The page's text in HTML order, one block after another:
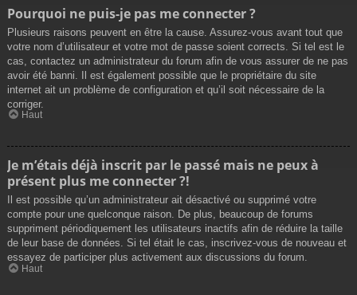
Pourquoi ne puis-je pas me connecter ?
Plusieurs raisons peuvent en être la cause. Assurez-vous avant tout que
votre nom d’utilisateur et votre mot de passe soient corrects. Si tel est le
cas, contactez un administrateur du forum afin de vous assurer de ne pas
avoir été banni. Il est également possible que le propriétaire du site
internet ait un problème de configuration et qu’il soit nécessaire de la
corriger.
Haut
Je m’étais déjà inscrit par le passé mais ne peux à
présent plus me connecter ?!
Il est possible qu’un administrateur ait désactivé ou supprimé votre
compte pour une quelconque raison. De plus, beaucoup de forums
suppriment périodiquement les utilisateurs inactifs afin de réduire la taille
de leur base de données. Si tel était le cas, inscrivez-vous de nouveau et
essayez de participer plus activement aux discussions du forum.
Haut